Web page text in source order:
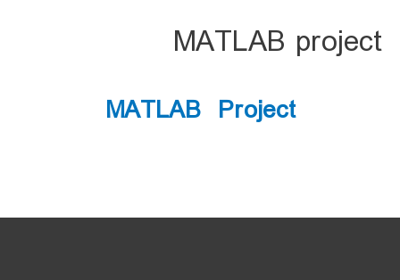
MATLAB project
MATLAB Project